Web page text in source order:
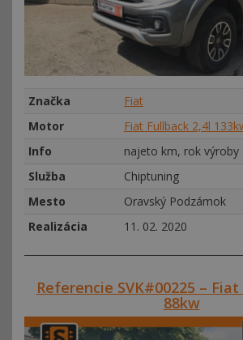
Značka
Fiat
Motor
Fiat Fullback 2,4l
Info
najeto km, rok výroby
Služba
Chiptuning
Mesto
Oravský Podzámok
Realizácia
11. 02. 2020
Referencie SVK#00225 – Fiat
88kw